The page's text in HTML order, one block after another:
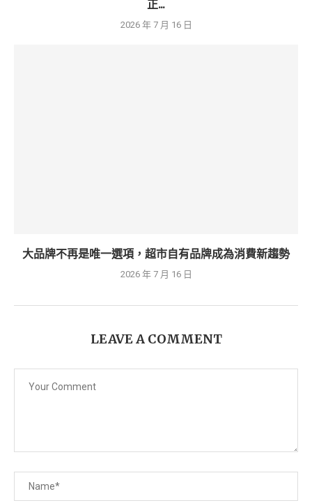
正...
2026 年 7 月 16 日
大品牌不再是唯一選項，超市自有品牌成為消費新趨勢
2026 年 7 月 16 日
LEAVE A COMMENT